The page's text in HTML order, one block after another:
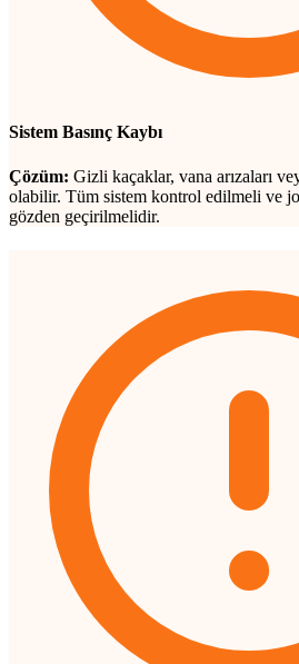
Sistem Basınç Kaybı
Çözüm: Gizli kaçaklar, vana arızaları
olabilir. Tüm sistem kontrol edilmeli ve
gözden geçirilmelidir.